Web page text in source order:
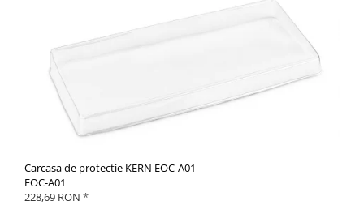
Carcasa de protectie KERN EOC-A01
EOC-A01
228,69 RON *